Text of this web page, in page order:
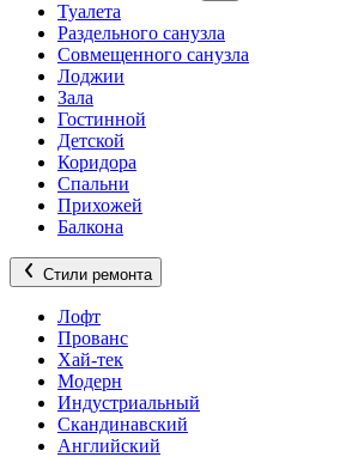
Туалета
Раздельного санузла
Совмещенного санузла
Лоджии
Зала
Гостинной
Детской
Коридора
Спальни
Прихожей
Балкона
Стили ремонта
Лофт
Прованс
Хай-тек
Модерн
Индустриальный
Скандинавский
Английский